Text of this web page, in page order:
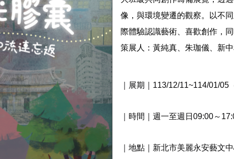
像，與環境變遷的觀察。以不
際體驗認識藝術、喜歡創作，
策展人：黃純真、朱珈儀、新
｜展期｜113/12/11~114/01/05
｜時間｜週一至週日09:00～
｜地點｜新北市美麗永安藝文